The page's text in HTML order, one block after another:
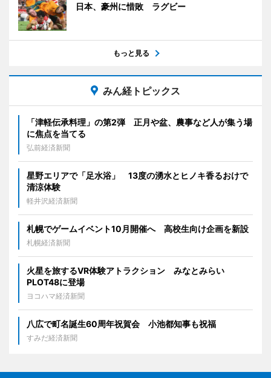
日本、豪州に惜敗 ラグビー
もっと見る
みん経トピックス
「津軽伝承料理」の第2弾 正月や盆、農事など人が集う場
に焦点を当てる
弘前経済新聞
星野エリアで「足水浴」 13度の湧水とヒノキ香るおけで
清涼体験
軽井沢経済新聞
札幌でゲームイベント10月開催へ 高校生向け企画を新設
札幌経済新聞
火星を旅するVR体験アトラクション みなとみらい
PLOT48に登場
ヨコハマ経済新聞
八広で町名誕生60周年祝賀会 小池都知事も祝福
すみだ経済新聞